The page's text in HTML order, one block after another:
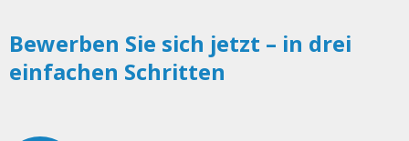
Bewerben Sie sich jetzt – in drei
einfachen Schritten